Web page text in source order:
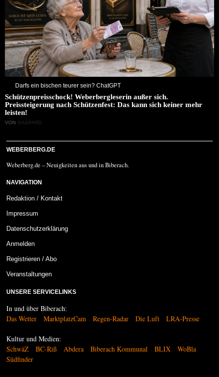
Darfs ein bischen teurer sein? ChatGPT
Schützenpreisschock! Weberbergleserin außer sich.
Preissteigerung nach Schützenfest: Das kann sich keiner mehr
leisten!
VON GASPARD
WEBERBERG.DE
Weberberg.de – Neuigkeiten aus und in Biberach.
NAVIGATION
Redaktion / Kontakt
Impressum
Datenschutzerklärung
Anmelden
Registrieren / Abo
Veranstaltungen
UNSERE SERVICELINKS
In und über Biberach:
Das Wetter
MarktplatzCam Regen-Radar Die Luft LRA-Presse
Kultur und Medien:
SchwäZ
BC-Riß Abdera Biberach Kommunal BLIX
WoBla
Südfinder